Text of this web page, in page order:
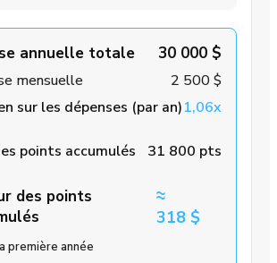
annuelle totale 30 000 $
mensuelle
2 500 $
sur les dépenses (par an)1,06x
points accumulés 31 800 pts
des points
≈
318 $
première année